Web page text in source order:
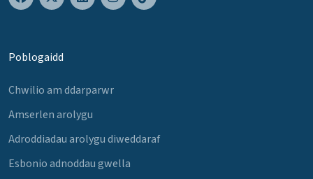
Poblogaidd
Chwilio am ddarparwr
Amserlen arolygu
Adroddiadau arolygu diweddaraf
Esbonio adnoddau gwella